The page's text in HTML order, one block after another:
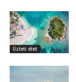
Üzleti élet